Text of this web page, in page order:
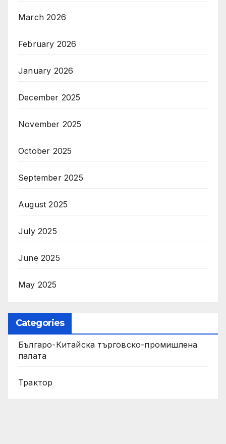
March 2026
February 2026
January 2026
December 2025
November 2025
October 2025
September 2025
August 2025
July 2025
June 2025
May 2025
Categories
Българо-Китайска търговско-промишлена
палата
Трактор